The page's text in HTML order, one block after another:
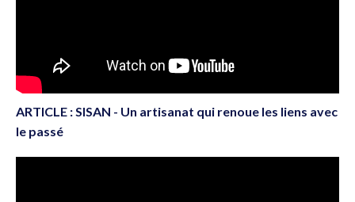
ARTICLE : SISAN - Un artisanat qui renoue les liens avec
le passé